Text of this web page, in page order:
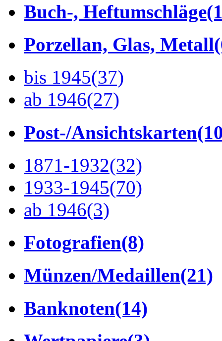
Buch-, Heftumschläge
Porzellan, Glas, Metall
bis 1945(37)
ab 1946(27)
Post-/Ansichtskarten
1871-1932(32)
1933-1945(70)
ab 1946(3)
Fotografien(8)
Münzen/Medaillen(21)
Banknoten(14)